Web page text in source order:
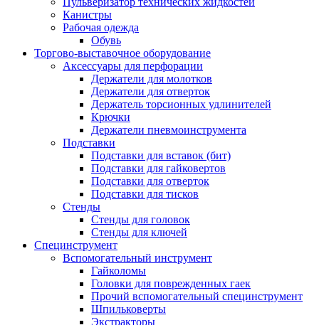
Канистры
Рабочая одежда
Обувь
Торгово-выставочное оборудование
Аксессуары для перфорации
Держатели для молотков
Держатели для отверток
Держатель торсионных удлинителей
Крючки
Держатели пневмоинструмента
Подставки
Подставки для вставок (бит)
Подставки для гайковертов
Подставки для отверток
Подставки для тисков
Стенды
Стенды для головок
Стенды для ключей
Специнструмент
Вспомогательный инструмент
Гайколомы
Головки для поврежденных гаек
Прочий вспомогательный специнструмент
Шпильковерты
Экстракторы